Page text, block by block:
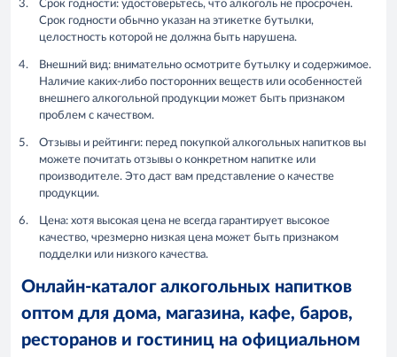
Срок годности: удостоверьтесь, что алкоголь не просрочен.
Срок годности обычно указан на этикетке бутылки,
целостность которой не должна быть нарушена.
Внешний вид: внимательно осмотрите бутылку и содержимое.
Наличие каких-либо посторонних веществ или особенностей
внешнего алкогольной продукции может быть признаком
проблем с качеством.
Отзывы и рейтинги: перед покупкой алкогольных напитков вы
можете почитать отзывы о конкретном напитке или
производителе. Это даст вам представление о качестве
продукции.
Цена: хотя высокая цена не всегда гарантирует высокое
качество, чрезмерно низкая цена может быть признаком
подделки или низкого качества.
Онлайн-каталог алкогольных напитков
оптом для дома, магазина, кафе, баров,
ресторанов и гостиниц на официальном